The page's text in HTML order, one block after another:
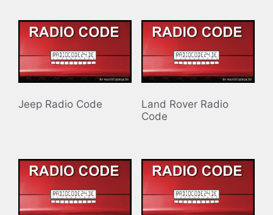
Jeep Radio Code
Land Rover Radio
Code